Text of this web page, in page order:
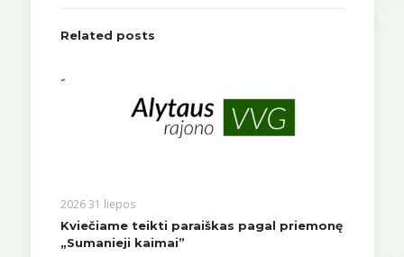
Related posts
2026 31 liepos
Kviečiame teikti paraiškas pagal priemonę
„Sumanieji kaimai”